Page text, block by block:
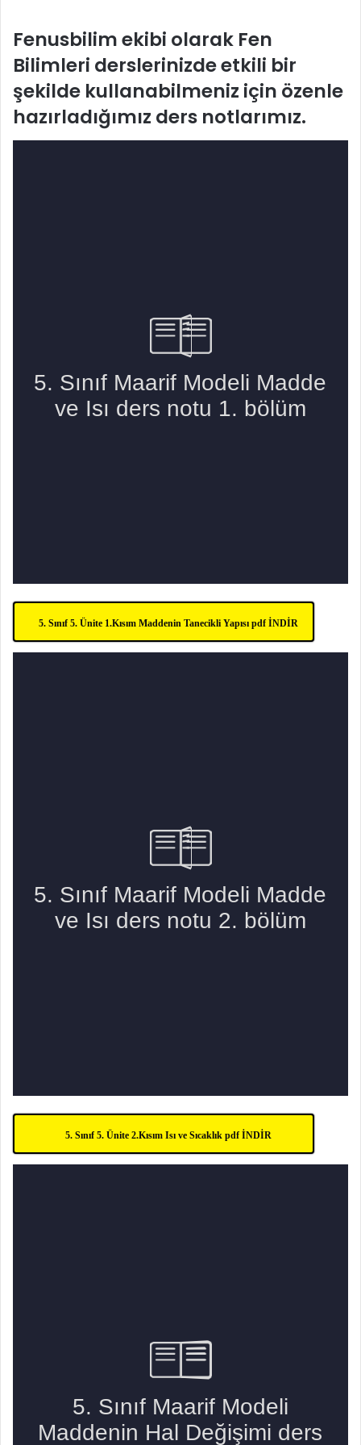
Fenusbilim ekibi olarak Fen
Bilimleri derslerinizde etkili bir
şekilde kullanabilmeniz için özenle
hazırladığımız ders notlarımız.
5. Sınıf 5. Ünite 1.Kısım Maddenin Tanecikli Yapısı pdf İNDİR
5. Sınıf 5. Ünite 2.Kısım Isı ve Sıcaklık pdf İNDİR